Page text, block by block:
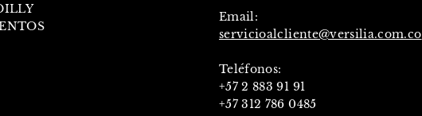
Email:
servicioalcliente@versilia.com.co
Teléfonos:
+57 2 883 91 91
+57 312 786 0485